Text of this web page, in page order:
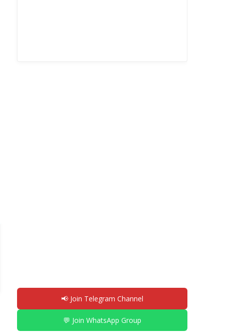
📢 Join Telegram Channel
💬 Join WhatsApp Group